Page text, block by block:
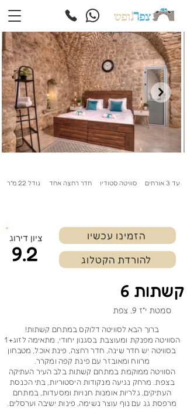
גודל 22 מ"ר חדר רחצה אחד סוויטה סטודיו עד 3 אורחים
ציון דירוג
9.2
הזמינו עכשיו
להורדת הקטלוג
קשתות 6
סמטת י"ז 9, צפת
ברוך הבא לסוויטה דלוקס במתחם קשתות!
הסוויטה מפנקת ומעוצבת בסגנון יחודי, מתאימה לזוג+ 1
בסוויטה יש חדר שינה, חדר רחצה, פינת אוכל, מטבחון
מרווח ומאובזר עם פינת קפה ומקרר.
הסוויטה ממוקמת במתחם קשתות בלב העיר העתיקה
בצפת. מרחק נגיעה מנקודות היסטוריות, בתי הכנסת
העתיקים, גלריות אומנות חנויות ומסעדות, במתחם
מרפסת גג עם נוף עוצר נשימה, פינות ישיבה וערסלים.